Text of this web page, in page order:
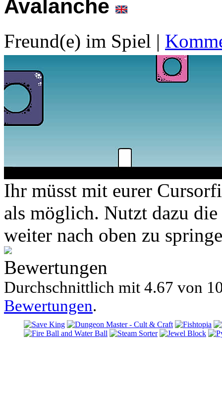
Avalanche
Freund(e) im Spiel |
Ihr müsst mit eurer
als möglich. Nutzt dazu
weiter nach oben zu
Bewertungen
Durchschnittlich mit 4.67 von
Bewertungen.